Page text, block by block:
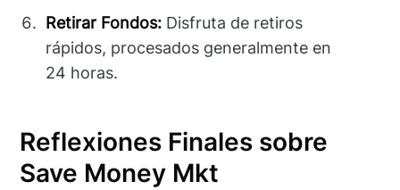
Retirar Fondos: Disfruta de retiros
rápidos, procesados generalmente en
24 horas.
Reflexiones Finales sobre
Save Money Mkt